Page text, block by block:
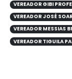
VEREADOR GIBI
VEREADOR JOSÉ
VEREADOR MESSIAS
VEREADOR TIGUILA